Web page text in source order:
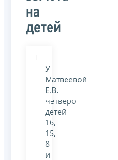
на
детей
У
Матвеевой
Е.В.
четверо
детей
16,
15,
8
и